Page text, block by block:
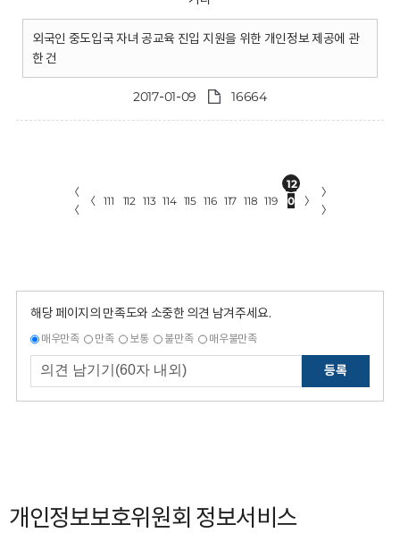
외국인 중도입국 자녀 공교육 진입 지원을 위한 개인정보 제공에 관
한 건
2017-01-09 16664
〈
〈
〈 111 112 113 114 115 116 117 118 119
12
0
〉
〉
〉
해당 페이지의 만족도와 소중한 의견 남겨주세요.
매우만족 만족 보통 불만족 매우불만족
등록
개인정보보호위원회 정보서비스